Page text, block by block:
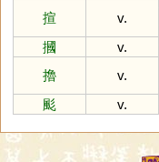
揎
v.
摑
v.
擼
v.
颩
v.